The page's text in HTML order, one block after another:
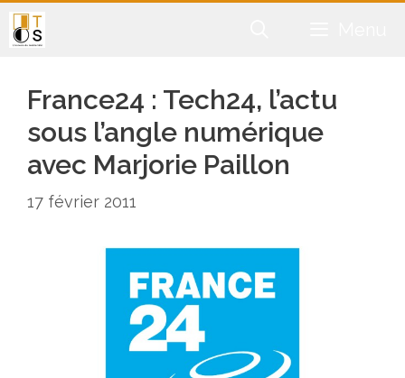
Aller
au
France24 : Tech24, l’actu
sous l’angle numérique
avec Marjorie Paillon
17 février 2011